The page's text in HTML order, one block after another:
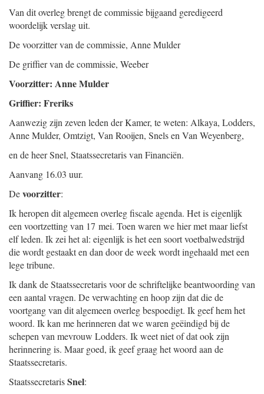
Van dit overleg brengt de commissie bijgaand geredigeerd
woordelijk verslag uit.
De voorzitter van de commissie, AnneMulder
De griffier van de commissie, Weeber
Voorzitter: Anne Mulder
Griffier: Freriks
Aanwezig zijn zeven leden der Kamer, te weten: Alkaya, Lodders,
Anne Mulder, Omtzigt, Van Rooijen, Snels en Van Weyenberg,
en de heer Snel, Staatssecretaris van Financiën.
Aanvang 16.03 uur.
Devoorzitter:
Ik heropen dit algemeen overleg fiscale agenda. Het is eigenlijk
een voortzetting van 17 mei. Toen waren we hier met maar liefst
elf leden. Ik zei het al: eigenlijk is het een soort voetbalwedstrijd
die wordt gestaakt en dan door de week wordt ingehaald met een
lege tribune.
Ik dank de Staatssecretaris voor de schriftelijke beantwoording van
een aantal vragen. De verwachting en hoop zijn dat die de
voortgang van dit algemeen overleg bespoedigt. Ik geef hem het
woord. Ik kan me herinneren dat we waren geëindigd bij de
schepen van mevrouw Lodders. Ik weet niet of dat ook zijn
herinnering is. Maar goed, ik geef graag het woord aan de
Staatssecretaris.
StaatssecretarisSnel: